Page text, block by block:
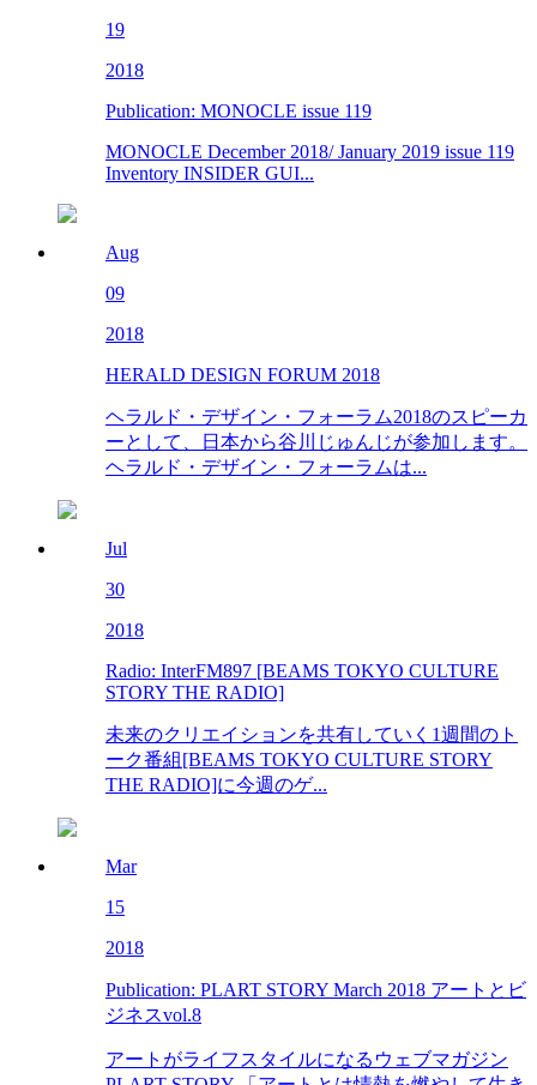
19
2018
Publication: MONOCLE issue 119
MONOCLE December 2018/ January 2019 issue 119
Inventory INSIDER GUI...
Aug
09
2018
HERALD DESIGN FORUM 2018
ヘラルド・デザイン・フォーラム2018のスピーカ
ーとして、日本から谷川じゅんじが参加します。
ヘラルド・デザイン・フォーラムは...
Jul
30
2018
Radio: InterFM897 [BEAMS TOKYO CULTURE
STORY THE RADIO]
未来のクリエイションを共有していく1週間のト
ーク番組[BEAMS TOKYO CULTURE STORY
THE RADIO]に今週のゲ...
Mar
15
2018
Publication: PLART STORY March 2018 アートとビ
ジネスvol.8
アートがライフスタイルになるウェブマガジン